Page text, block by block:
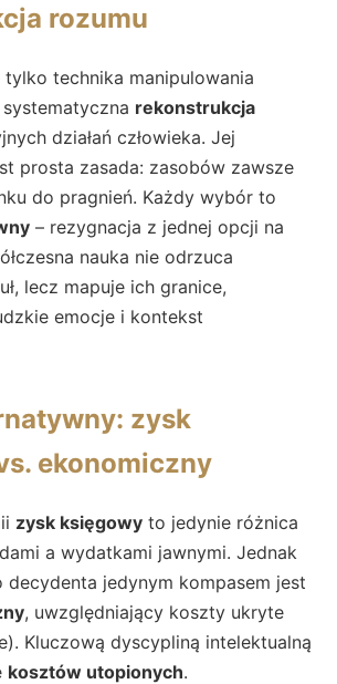
rozumu
technika manipulowania
rekonstrukcja
działań człowieka. Jej
prosta zasada: zasobów zawsze
do pragnień. Każdy wybór to
– rezygnacja z jednej opcji na
nauka nie odrzuca
lecz mapuje ich granice,
emocje i kontekst
zysk
ekonomiczny
zysk księgowy to jedynie różnica
a wydatkami jawnymi. Jednak
decydenta jedynym kompasem jest
, uwzględniający koszty ukryte
Kluczową dyscypliną intelektualną
kosztów utopionych.